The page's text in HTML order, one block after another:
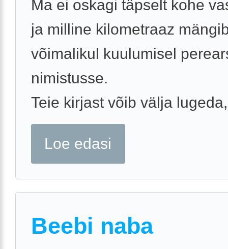
Ma ei oskagi täpselt kohe
ja milline kilometraaz
võimalikul kuulumisel
nimistusse.
Teie kirjast võib välja
Loe edasi
Beebi naba